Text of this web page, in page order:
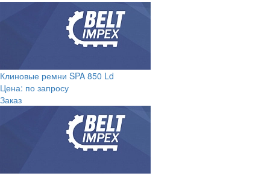
Клиновые ремни SPA 850 Ld
Цена: по запросу
Заказ